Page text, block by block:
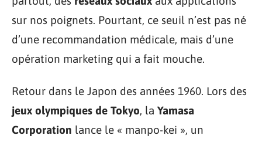
sur nos poignets. Pourtant, ce seuil n’est pas né
d’une recommandation médicale, mais d’une
opération marketing qui a fait mouche.
Retour dans le Japon des années 1960. Lors des
jeux olympiques de Tokyo, la Yamasa
Corporation lance le « manpo-kei », un